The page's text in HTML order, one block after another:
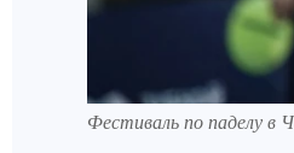
Фестиваль по паделу в